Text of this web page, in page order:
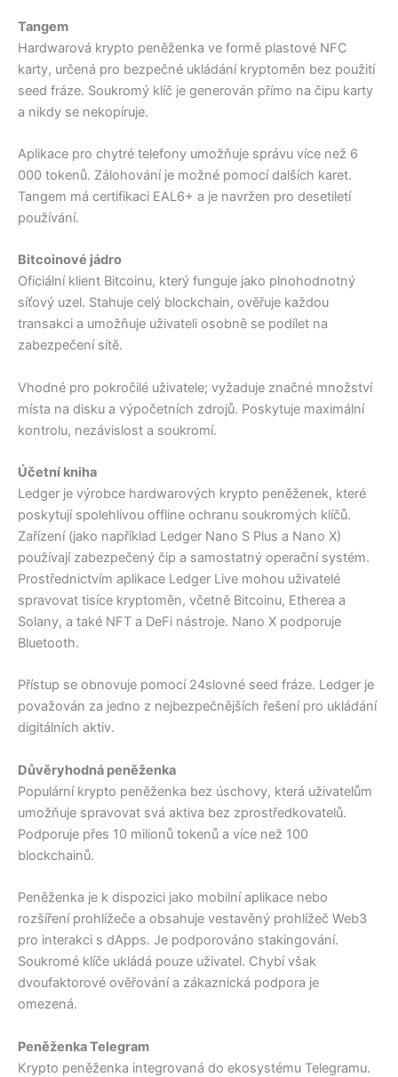
Tangem
Hardwarová krypto peněženka ve formě plastové NFC
karty, určená pro bezpečné ukládání kryptoměn bez použití
seed fráze. Soukromý klíč je generován přímo na čipu karty
a nikdy se nekopíruje.
Aplikace pro chytré telefony umožňuje správu více než 6
000 tokenů. Zálohování je možné pomocí dalších karet.
Tangem má certifikaci EAL6+ a je navržen pro desetiletí
používání.
Bitcoinové jádro
Oficiální klient Bitcoinu, který funguje jako plnohodnotný
síťový uzel. Stahuje celý blockchain, ověřuje každou
transakci a umožňuje uživateli osobně se podílet na
zabezpečení sítě.
Vhodné pro pokročilé uživatele; vyžaduje značné množství
místa na disku a výpočetních zdrojů. Poskytuje maximální
kontrolu, nezávislost a soukromí.
Účetní kniha
Ledger je výrobce hardwarových krypto peněženek, které
poskytují spolehlivou offline ochranu soukromých klíčů.
Zařízení (jako například Ledger Nano S Plus a Nano X)
používají zabezpečený čip a samostatný operační systém.
Prostřednictvím aplikace Ledger Live mohou uživatelé
spravovat tisíce kryptoměn, včetně Bitcoinu, Etherea a
Solany, a také NFT a DeFi nástroje. Nano X podporuje
Bluetooth.
Přístup se obnovuje pomocí 24slovné seed fráze. Ledger je
považován za jedno z nejbezpečnějších řešení pro ukládání
digitálních aktiv.
Důvěryhodná peněženka
Populární krypto peněženka bez úschovy, která uživatelům
umožňuje spravovat svá aktiva bez zprostředkovatelů.
Podporuje přes 10 milionů tokenů a více než 100
blockchainů.
Peněženka je k dispozici jako mobilní aplikace nebo
rozšíření prohlížeče a obsahuje vestavěný prohlížeč Web3
pro interakci s dApps. Je podporováno stakingování.
Soukromé klíče ukládá pouze uživatel. Chybí však
dvoufaktorové ověřování a zákaznická podpora je
omezená.
Peněženka Telegram
Krypto peněženka integrovaná do ekosystému Telegramu.